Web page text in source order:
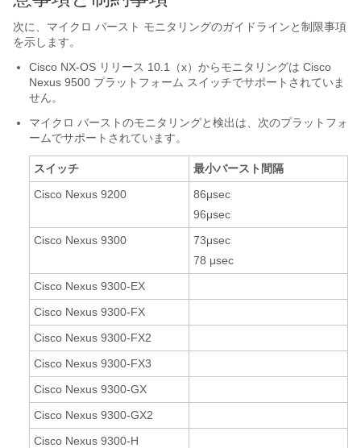
次に、マイクロ バースト モニタリングのガイドラインと制限事項
を示します。
Cisco NX-OS リリース 10.1（x）からモニタリングは Cisco
Nexus 9500 プラットフォーム スイッチでサポートされていま
せん。
マイクロ バーストのモニタリングと検出は、次のプラットフォ
ームでサポートされています。
スイッチ
最小バースト間隔
Cisco Nexus 9200
86μsec
96μsec
Cisco Nexus 9300
73μsec
78 μsec
Cisco Nexus 9300-EX
Cisco Nexus 9300-FX
Cisco Nexus 9300-FX2
Cisco Nexus 9300-FX3
Cisco Nexus 9300-GX
Cisco Nexus 9300-GX2
Cisco Nexus 9300-H